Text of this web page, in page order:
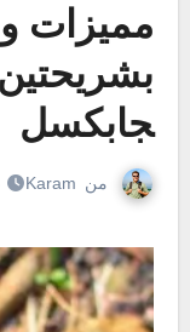
جابكسل
من Karam